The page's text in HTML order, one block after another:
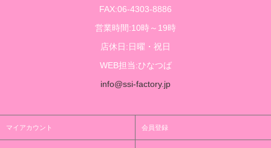
FAX:06-4303-8886
営業時間:10時～19時
店休日:日曜・祝日
WEB担当:ひなつば
info@ssi-factory.jp
マイアカウント 会員登録